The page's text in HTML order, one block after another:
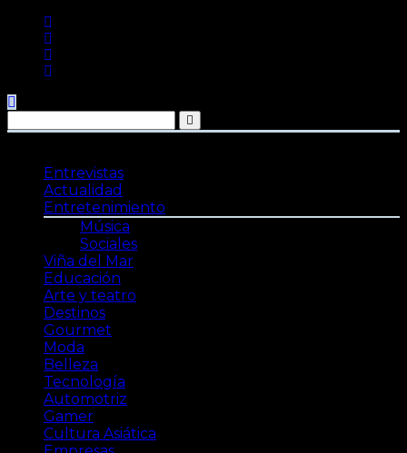
contenido
Entrevistas
Actualidad
Entretenimiento
Música
Sociales
Viña del Mar
Educación
Arte y teatro
Destinos
Gourmet
Moda
Belleza
Tecnología
Automotriz
Gamer
Cultura Asiática